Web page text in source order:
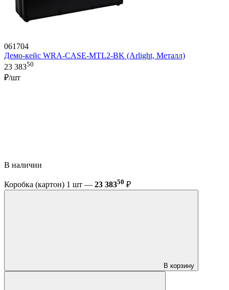
061704
Демо-кейс WRA-CASE-MTL2-BK (Arlight, Металл)
23 38350
₽/шт
В наличии
Коробка (картон) 1 шт — 23 38350 ₽
В корзину